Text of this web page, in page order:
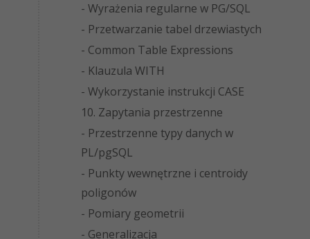
- Wyrażenia regularne w PG/SQL
- Przetwarzanie tabel drzewiastych
- Common Table Expressions
- Klauzula WITH
- Wykorzystanie instrukcji CASE
10. Zapytania przestrzenne
- Przestrzenne typy danych w
PL/pgSQL
- Punkty wewnętrzne i centroidy
poligonów
- Pomiary geometrii
- Generalizacja